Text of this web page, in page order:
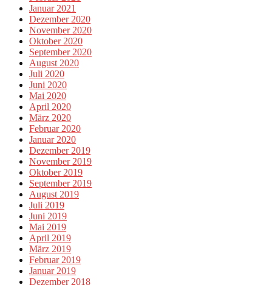
Januar 2021
Dezember 2020
November 2020
Oktober 2020
September 2020
August 2020
Juli 2020
Juni 2020
Mai 2020
April 2020
März 2020
Februar 2020
Januar 2020
Dezember 2019
November 2019
Oktober 2019
September 2019
August 2019
Juli 2019
Juni 2019
Mai 2019
April 2019
März 2019
Februar 2019
Januar 2019
Dezember 2018